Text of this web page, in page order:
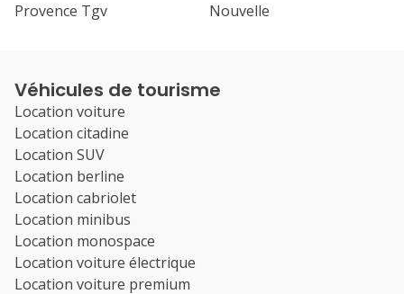
Provence Tgv
Nouvelle
Véhicules de tourisme
Location voiture
Location citadine
Location SUV
Location berline
Location cabriolet
Location minibus
Location monospace
Location voiture électrique
Location voiture premium